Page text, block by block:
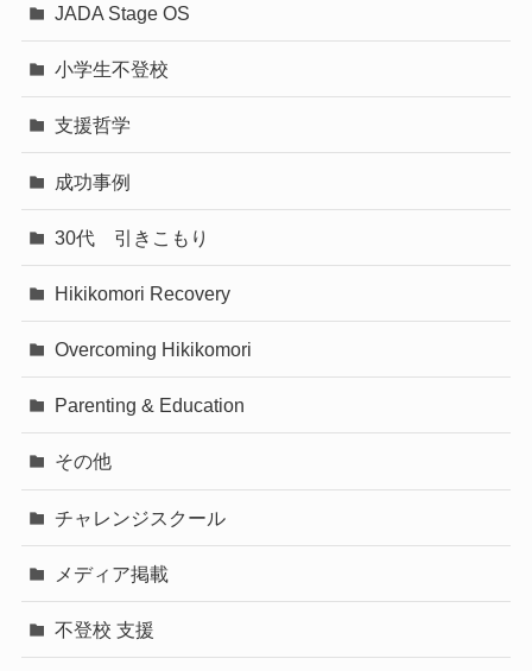
JADA Stage OS
小学生不登校
支援哲学
成功事例
30代 引きこもり
Hikikomori Recovery
Overcoming Hikikomori
Parenting & Education
その他
チャレンジスクール
メディア掲載
不登校 支援